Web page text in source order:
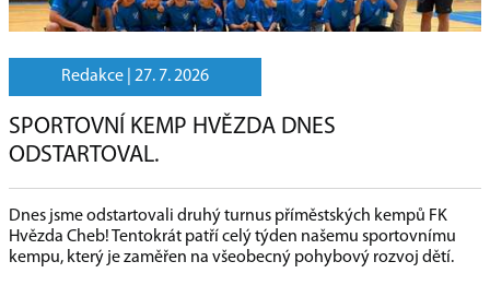
Redakce | 27. 7. 2026
SPORTOVNÍ KEMP HVĚZDA DNES
ODSTARTOVAL.
Dnes jsme odstartovali druhý turnus příměstských kempů FK
Hvězda Cheb! Tentokrát patří celý týden našemu sportovnímu
kempu, který je zaměřen na všeobecný pohybový rozvoj dětí.